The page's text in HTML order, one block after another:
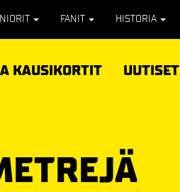
FANIT HISTORIA
KAUSIKORTIT UUTISET